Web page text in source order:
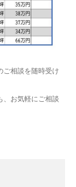
ご相談を随時受け
、お気軽にご相談